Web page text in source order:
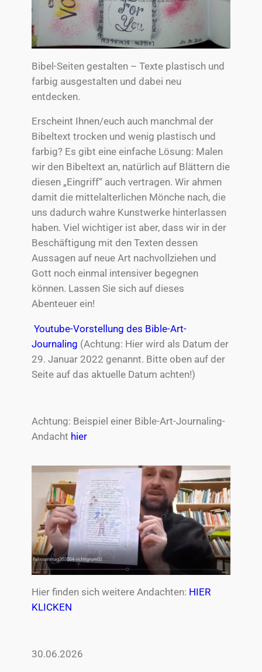
Bibel-Seiten gestalten – Texte plastisch und
farbig ausgestalten und dabei neu
entdecken.
Erscheint Ihnen/euch auch manchmal der
Bibeltext trocken und wenig plastisch und
farbig? Es gibt eine einfache Lösung: Malen
wir den Bibeltext an, natürlich auf Blättern die
diesen „Eingriff“ auch vertragen. Wir ahmen
damit die mittelalterlichen Mönche nach, die
uns dadurch wahre Kunstwerke hinterlassen
haben. Viel wichtiger ist aber, dass wir in der
Beschäftigung mit den Texten dessen
Aussagen auf neue Art nachvollziehen und
Gott noch einmal intensiver begegnen
können. Lassen Sie sich auf dieses
Abenteuer ein!
Youtube-Vorstellung des Bible-Art-
Journaling (Achtung: Hier wird als Datum der
29. Januar 2022 genannt. Bitte oben auf der
Seite auf das aktuelle Datum achten!)
Achtung: Beispiel einer Bible-Art-Journaling-
Andacht hier
Hier finden sich weitere Andachten: HIER
KLICKEN
30.06.2026